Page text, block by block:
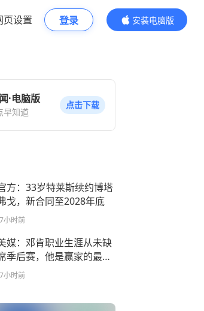
页设置 登录
安装电脑版
内容更精彩
·电脑版
早知道
点击下载
方：33岁特莱斯续约博塔
戈，新合同至2028年底
小时前
媒：邓肯职业生涯从未缺
季后赛，他是赢家的最好
诠释
小时前